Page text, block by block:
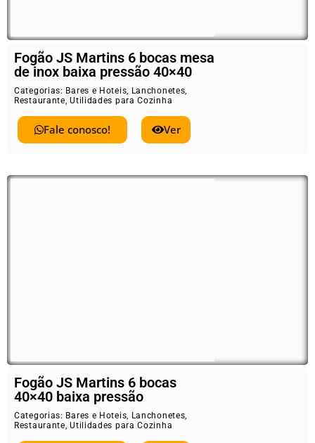
Fogão JS Martins 6 bocas mesa
de inox baixa pressão 40×40
Categorias: Bares e Hoteis, Lanchonetes,
Restaurante,Utilidades para Cozinha
Fale conosco! Ver
Fogão JS Martins 6 bocas
40×40 baixa pressão
Categorias: Bares e Hoteis, Lanchonetes,
Restaurante,Utilidades para Cozinha